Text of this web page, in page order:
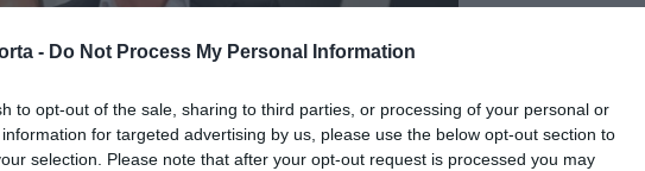
- Do Not Process My Personal Information
to opt-out of the sale, sharing to third parties, or processing of your personal or
for targeted advertising by us, please use the below opt-out section to
selection. Please note that after your opt-out request is processed you may